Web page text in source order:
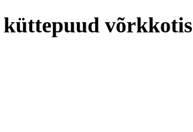
võrkkotis